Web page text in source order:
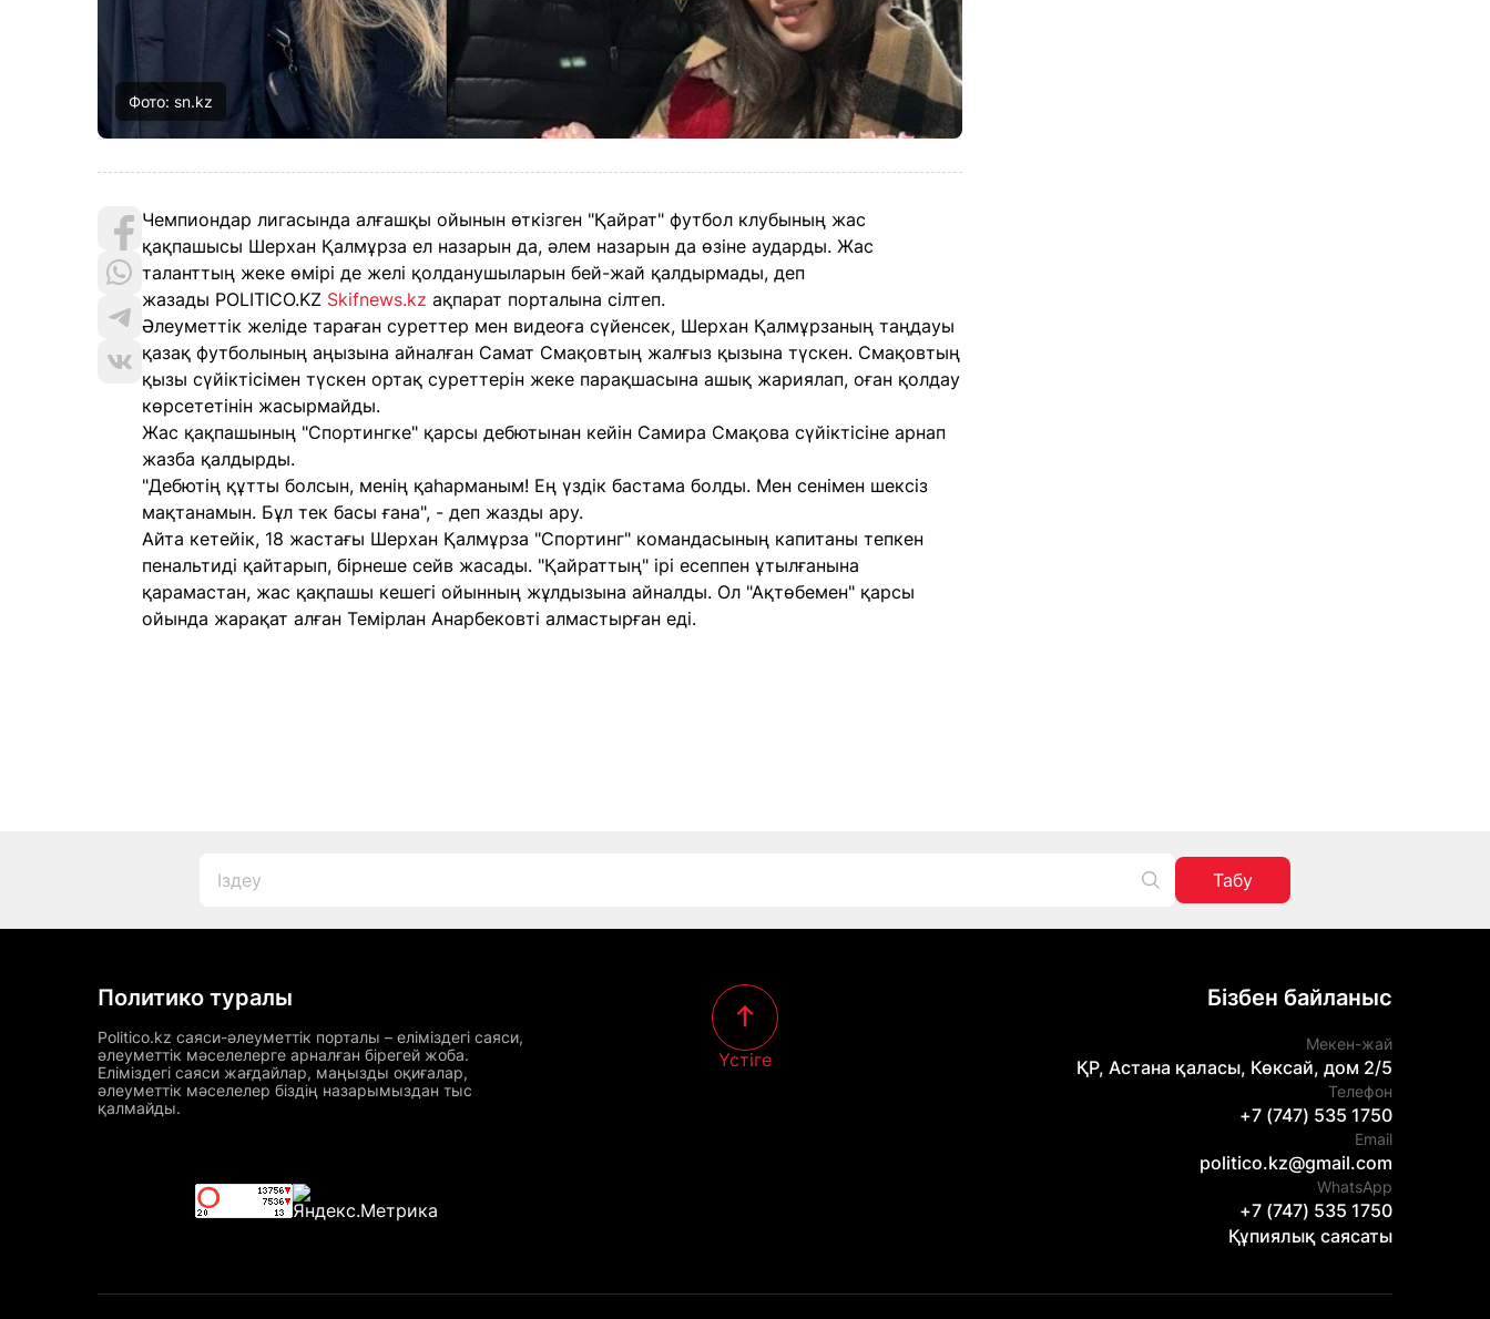
Фото: sn.kz
Чемпиондар лигасында алғашқы ойынын өткізген "Қайрат" футбол клубының жас
қақпашысы Шерхан Қалмұрза ел назарын да, әлем назарын да өзіне аударды. Жас
таланттың жеке өмірі де желі қолданушыларын бей-жай қалдырмады, деп
жазады POLITICO.KZ Skifnews.kz ақпарат порталына сілтеп.
Әлеуметтік желіде тараған суреттер мен видеоға сүйенсек, Шерхан Қалмұрзаның таңдауы
қазақ футболының аңызына айналған Самат Смақовтың жалғыз қызына түскен. Смақовтың
қызы сүйіктісімен түскен ортақ суреттерін жеке парақшасына ашық жариялап, оған қолдау
көрсететінін жасырмайды.
Жас қақпашының "Спортингке" қарсы дебютынан кейін Самира Смақова сүйіктісіне арнап
жазба қалдырды.
"Дебютің құтты болсын, менің қаһарманым! Ең үздік бастама болды. Мен сенімен шексіз
мақтанамын. Бұл тек басы ғана", - деп жазды ару.
Айта кетейік, 18 жастағы Шерхан Қалмұрза "Спортинг" командасының капитаны тепкен
пенальтиді қайтарып, бірнеше сейв жасады. "Қайраттың" ірі есеппен ұтылғанына
қарамастан, жас қақпашы кешегі ойынның жұлдызына айналды. Ол "Ақтөбемен" қарсы
ойында жарақат алған Темірлан Анарбековті алмастырған еді.
Табу
Политико туралы
Politico.kz саяси-әлеуметтік порталы – еліміздегі саяси,
әлеуметтік мәселелерге арналған бірегей жоба.
Еліміздегі саяси жағдайлар, маңызды оқиғалар,
әлеуметтік мәселелер біздің назарымыздан тыс
қалмайды.
Үстіге
Бізбен байланыс
Мекен-жай
ҚР, Астана қаласы, Көксай, дом 2/5
Телефон
+7 (747) 535 1750
Email
politico.kz@gmail.com
WhatsApp
+7 (747) 535 1750
Құпиялық саясаты